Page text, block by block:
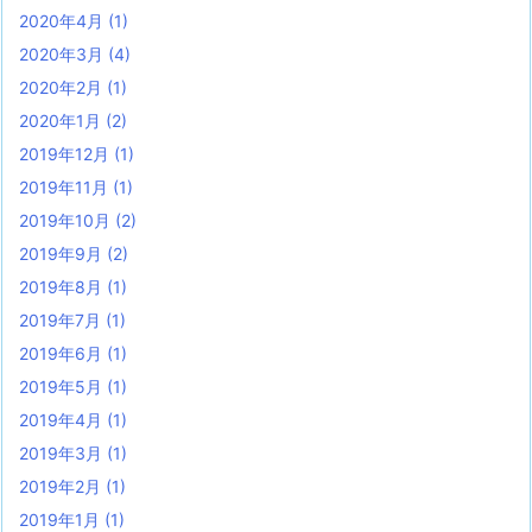
2020年4月 (1)
2020年3月 (4)
2020年2月 (1)
2020年1月 (2)
2019年12月 (1)
2019年11月 (1)
2019年10月 (2)
2019年9月 (2)
2019年8月 (1)
2019年7月 (1)
2019年6月 (1)
2019年5月 (1)
2019年4月 (1)
2019年3月 (1)
2019年2月 (1)
2019年1月 (1)